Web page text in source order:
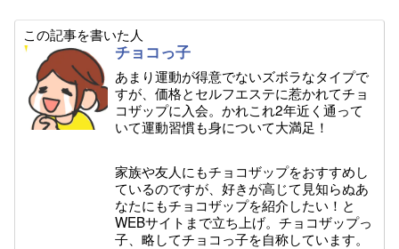
この記事を書いた人
チョコっ子
あまり運動が得意でないズボラなタイプで
すが、価格とセルフエステに惹かれてチョ
コザップに入会。かれこれ2年近く通って
いて運動習慣も身について大満足！
家族や友人にもチョコザップをおすすめし
ているのですが、好きが高じて見知らぬあ
なたにもチョコザップを紹介したい！と
WEBサイトまで立ち上げ。チョコザップっ
子、略してチョコっ子を自称しています。